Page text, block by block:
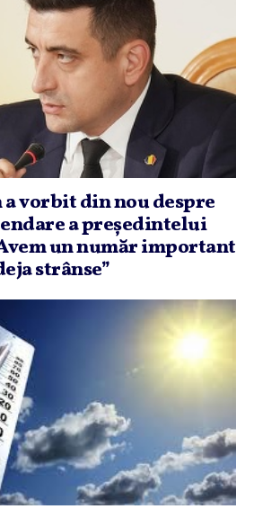
a vorbit din nou despre
a preşedintelui
un număr important
strânse”